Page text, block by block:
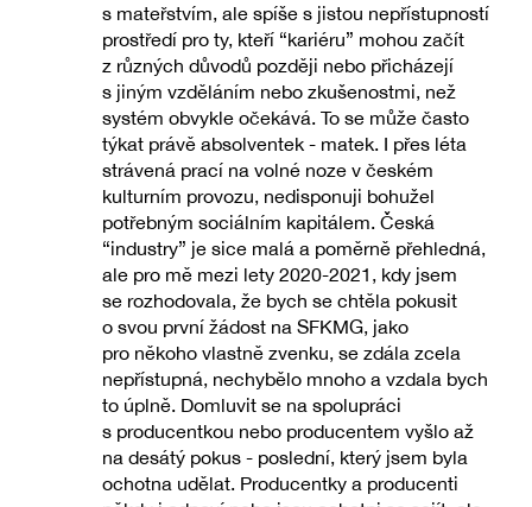
s mateřstvím, ale spíše s jistou nepřístupností
prostředí pro ty, kteří “kariéru” mohou začít
z různých důvodů později nebo přicházejí
s jiným vzděláním nebo zkušenostmi, než
systém obvykle očekává. To se může často
týkat právě absolventek - matek. I přes léta
strávená prací na volné noze v českém
kulturním provozu, nedisponuji bohužel
potřebným sociálním kapitálem. Česká
“industry” je sice malá a poměrně přehledná,
ale pro mě mezi lety 2020-2021, kdy jsem
se rozhodovala, že bych se chtěla pokusit
o svou první žádost na SFKMG, jako
pro někoho vlastně zvenku, se zdála zcela
nepřístupná, nechybělo mnoho a vzdala bych
to úplně. Domluvit se na spolupráci
s producentkou nebo producentem vyšlo až
na desátý pokus - poslední, který jsem byla
ochotna udělat. Producentky a producenti